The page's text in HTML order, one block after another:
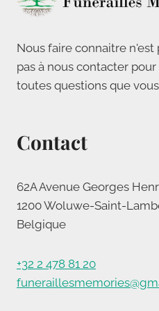
Nous faire connaitre
pas à nous contacter
toutes questions que
Contact
62A Avenue Georges
1200 Woluwe-Saint-
Belgique
+32 2 478 81 20